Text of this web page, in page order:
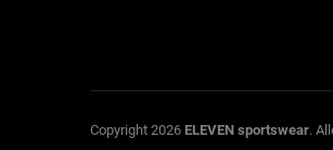
Copyright 2026 ELEVEN sportswear.